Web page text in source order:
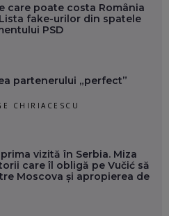
care poate costa România
fake-urilor din spatele
PSD
partenerului „perfect”
CHIRIACESCU
vizită în Serbia. Miza
care îl obligă pe Vučić să
Moscova și apropierea de